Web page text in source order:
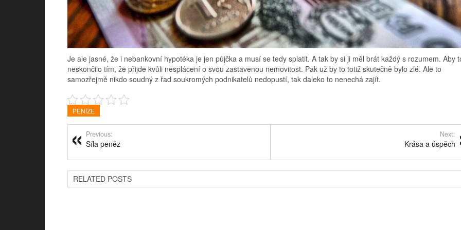
Je ale jasné, že i nebankovní hypotéka je jen půjčka a musí se tedy splatit. A tak by si ji měl brát každý s rozumem. Aby
neskončilo tím, že přijde kvůli nesplácení o svou zastavenou nemovitost. Pak už by to totiž skutečně bylo zlé. Ale to
samozřejmě nikdo soudný z řad soukromých podnikatelů nedopustí, tak daleko to nenechá zajít.
PENÍZE
Previous:
Síla peněz
Next:
Krása a úspěch
RELATED POSTS